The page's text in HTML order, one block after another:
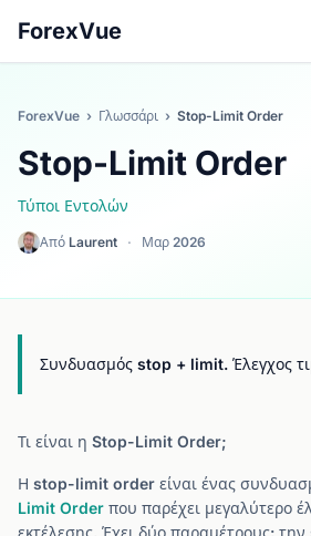
ForexVue
ForexVue › Γλωσσάρι › Stop-Limit Order
Stop-Limit Order
Τύποι Εντολών
Από Laurent · Μαρ 2026
Συνδυασμός stop + limit. Έλεγχος
Τι είναι η Stop-Limit Order;
Η stop-limit order είναι ένας
Limit Order που παρέχει μεγαλύτερο
εκτέλεσης. Έχει δύο παραμέτρους: